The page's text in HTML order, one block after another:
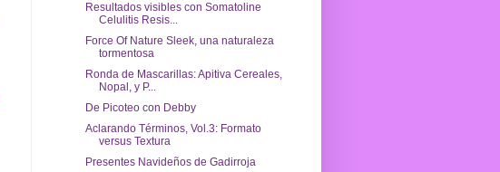
Resultados visibles con Somatoline
Celulitis Resis...
Force Of Nature Sleek, una naturaleza
tormentosa
Ronda de Mascarillas: Apitiva Cereales,
Nopal, y P...
De Picoteo con Debby
Aclarando Términos, Vol.3: Formato
versus Textura
Presentes Navideños de Gadirroja